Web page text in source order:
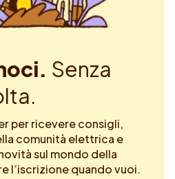
Senza
per ricevere consigli,
comunità elettrica e
sul mondo della
l’iscrizione quando vuoi.